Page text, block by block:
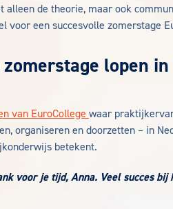
alleen de theorie, maar ook
voor een succesvolle zomerstage
lopen
van EuroCollege waar
organiseren en doorzetten – in
betekent.
voor je tijd, Anna. Veel succes bij